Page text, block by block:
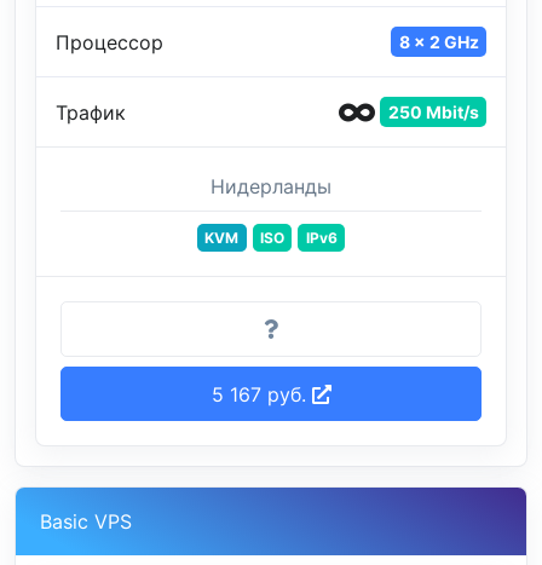
Процессор 8 x 2 GHz
Трафик 250 Mbit/s
Нидерланды
KVM ISO IPv6
5 167 руб.
Basic VPS